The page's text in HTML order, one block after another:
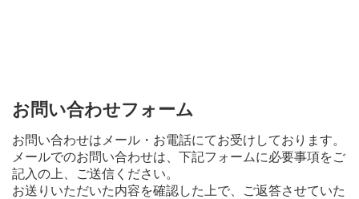
お問い合わせフォーム
お問い合わせはメール・お電話にてお受けしております。
メールでのお問い合わせは、下記フォームに必要事項をご
記入の上、ご送信ください。
お送りいただいた内容を確認した上で、ご返答させていた